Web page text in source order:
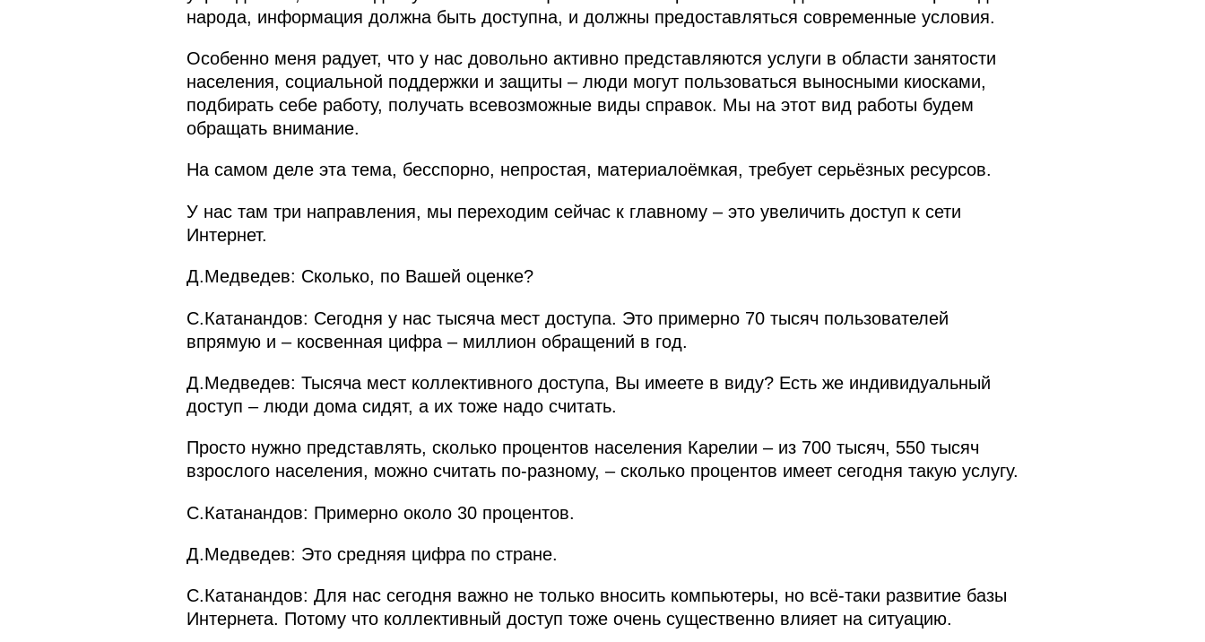
народа, информация должна быть доступна, и должны предоставляться современные условия.
Особенно меня радует, что у нас довольно активно представляются услуги в области занятости
населения, социальной поддержки и защиты – люди могут пользоваться выносными киосками,
подбирать себе работу, получать всевозможные виды справок. Мы на этот вид работы будем
обращать внимание.
На самом деле эта тема, бесспорно, непростая, материалоёмкая, требует серьёзных ресурсов.
У нас там три направления, мы переходим сейчас к главному – это увеличить доступ к сети
Интернет.
Д.Медведев: Сколько, по Вашей оценке?
С.Катанандов: Сегодня у нас тысяча мест доступа. Это примерно 70 тысяч пользователей
впрямую и – косвенная цифра – миллион обращений в год.
Д.Медведев: Тысяча мест коллективного доступа, Вы имеете в виду? Есть же индивидуальный
доступ – люди дома сидят, а их тоже надо считать.
Просто нужно представлять, сколько процентов населения Карелии – из 700 тысяч, 550 тысяч
взрослого населения, можно считать по‑разному, – сколько процентов имеет сегодня такую услугу.
С.Катанандов: Примерно около 30 процентов.
Д.Медведев: Это средняя цифра по стране.
С.Катанандов: Для нас сегодня важно не только вносить компьютеры, но всё‑таки развитие базы
Интернета. Потому что коллективный доступ тоже очень существенно влияет на ситуацию.